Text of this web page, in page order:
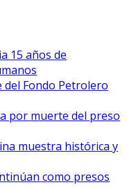
15 años de
Fondo Petrolero
por muerte del preso
muestra histórica y
como presos